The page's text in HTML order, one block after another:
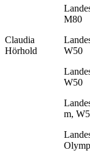
M80
Claudia
Hörhold
W50
W50
m,